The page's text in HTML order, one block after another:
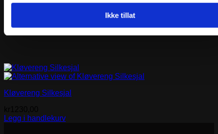
Ikke tillat
Kløvereng Silkesjal
Legg i handlekurv